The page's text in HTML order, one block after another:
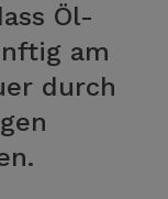
Öl-
am
durch